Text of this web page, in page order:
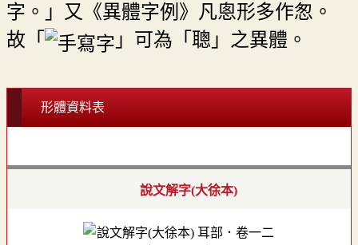
字。」又《異體字例》凡悤形多作怱。
故「
」可為「聰」之異體。
形體資料表
說文解字(大徐本)